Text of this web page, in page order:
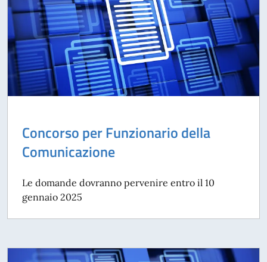
Concorso per Funzionario della
Comunicazione
Le domande dovranno pervenire entro il 10
gennaio 2025